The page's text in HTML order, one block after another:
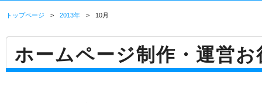
トップページ 2013年 10月
ホームページ制作・運営